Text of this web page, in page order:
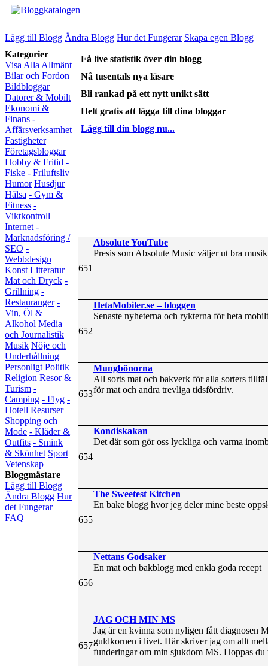
Lägg till Blogg Ändra Blogg Hur det Fungerar Skapa egen Blogg
Kategorier
Visa Alla Allmänt
Bilar och Fordon
Bildbloggar
Datorer & Mobilt
Ekonomi &
Finans -
Affärsverksamhet
Fastigheter
Företagsbloggar
Hobby & Fritid -
Fiske - Friluftsliv
Humor Husdjur
Hälsa - Gym &
Fitness -
Viktkontroll
Internet -
Marknadsföring /
SEO -
Webbdesign
Konst Litteratur
Mat och Dryck -
Grillning -
Restauranger -
Vin, Öl &
Alkohol Media
och Journalistik
Musik Nöje och
Underhållning
Personligt Politik
Religion Resor &
Turism -
Camping - Flyg -
Hotell Resurser
Shopping och
Mode - Kläder &
Outfits - Smink
& Skönhet Sport
Vetenskap
Bloggmästare
Lägg till Blogg
Ändra Blogg Hur
det Fungerar
FAQ
Få live statistik över din blogg
Nå tusentals nya läsare
Bli rankad på ett nytt unikt sätt
Helt gratis att lägga till dina bloggar
Lägg till din blogg nu...
651
Absolute YouTube
Presis som Absolute Music väljer ut bra
652
HetaMobiler.se – bloggen
Senaste nyheterna och rykterna för heta
653
Mungbönorna
All sorts mat och bakverk för alla sorters
för mat och andra trevliga tidsfördriv.
654
Kondiskakan
Det där som gör oss lyckliga och varma
655
The Sweetest Kitchen
En bake blogg hvor jeg deler mine beste
656
Nettans Godsaker
En mat och bakblogg med enkla goda recept
657
JAG OCH MIN MS
Jag är en kvinna som nyligen fått diagnosen
guldkornen i livet. Här skriver jag om allt
funderingar om min sjukdom MS. Hoppas du